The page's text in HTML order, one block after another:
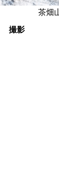
茶畑
撮影